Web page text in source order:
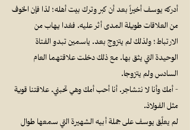
أدركه يوسف أخيراً بعد أن كبر وترك بيت أهله؛ لذا فإن الخوف
من العلاقات طويلة المدى أثر عليه. فغدا يهاب من
الارتباط؛ ولذلك لم يتزوج بعد. ياسمين تبدو الفتاة
الوحيدة التي يثق بها. مع ذلك دخلت علاقتهما العام
السادس ولم يتزوجا.
- أمك وأنا لا نتشاجر. أنا أحب أمك وهي تحبني. علاقتنا قوية
مثل الفولاذ.
لم يعلِّق يوسف على جملة أبيه الشهيرة التي سمعها طوال